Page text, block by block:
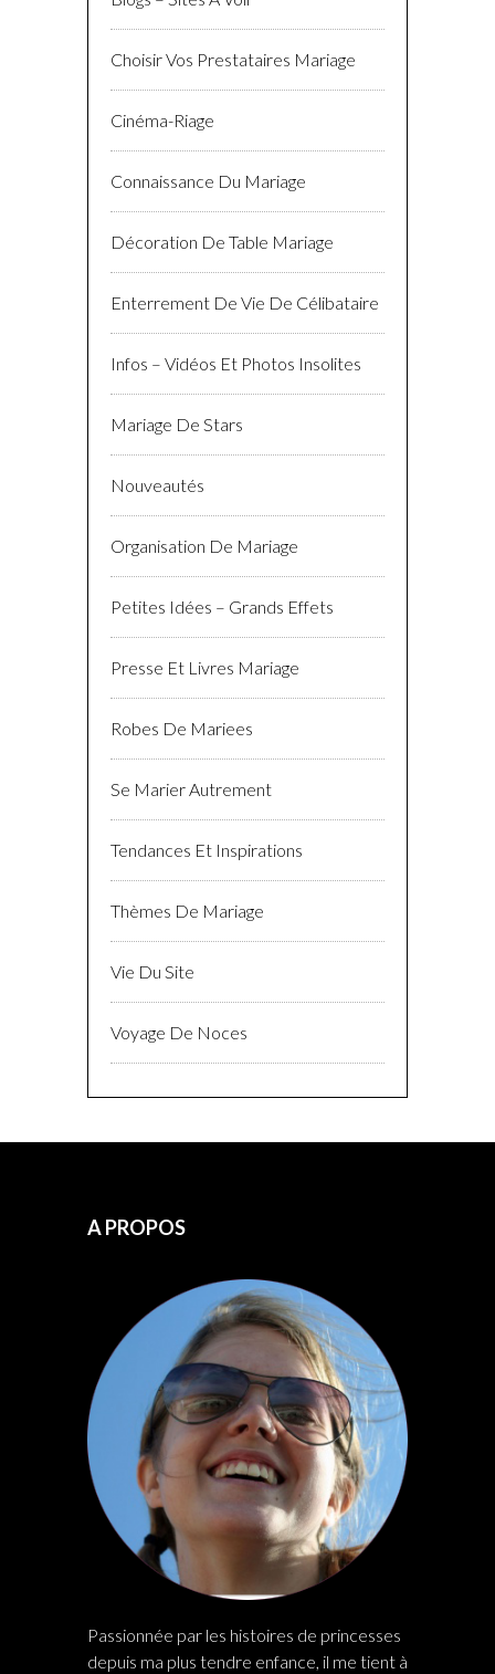
Choisir Vos Prestataires Mariage
Cinéma-Riage
Connaissance Du Mariage
Décoration De Table Mariage
Enterrement De Vie De Célibataire
Infos – Vidéos Et Photos Insolites
Mariage De Stars
Nouveautés
Organisation De Mariage
Petites Idées – Grands Effets
Presse Et Livres Mariage
Robes De Mariees
Se Marier Autrement
Tendances Et Inspirations
Thèmes De Mariage
Vie Du Site
Voyage De Noces
A PROPOS
Passionnée par les histoires de princesses
depuis ma plus tendre enfance, il me tient à